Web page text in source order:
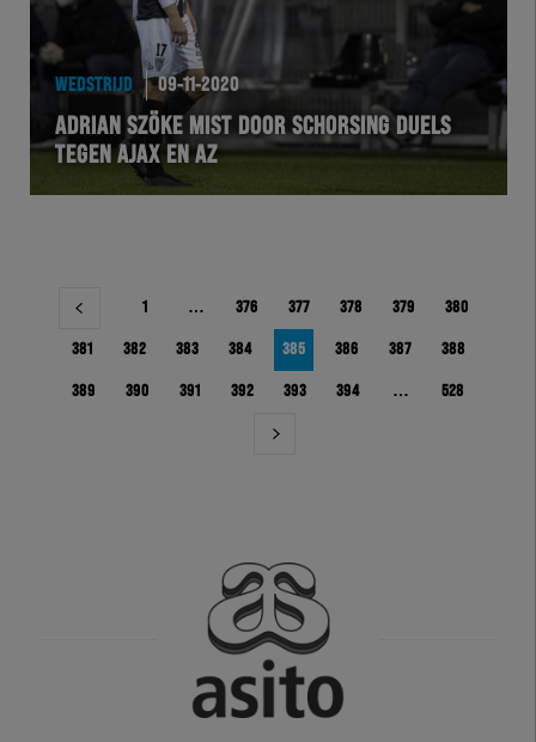
WEDSTRIJD 09-11-2020
ADRIAN SZÖKE MIST DOOR SCHORSING DUELS
TEGEN AJAX EN AZ
Berichtnavigatie
1 … 376 377 378 379 380
381 382 383 384 385 386 387 388
389 390 391 392 393 394 … 528